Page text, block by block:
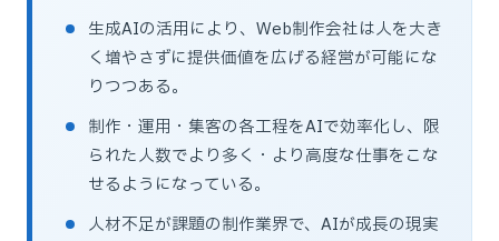
生成AIの活用により、Web制作会社は人を大き
く増やさずに提供価値を広げる経営が可能にな
りつつある。
制作・運用・集客の各工程をAIで効率化し、限
られた人数でより多く・より高度な仕事をこな
せるようになっている。
人材不足が課題の制作業界で、AIが成長の現実